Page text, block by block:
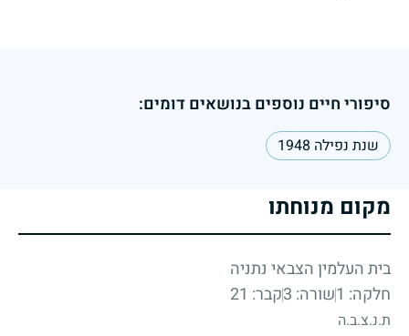
סיפורי חיים נוספים בנושאים דומים:
שנת נפילה 1948
מקום מנוחתו
בית העלמין הצבאי נתניה
חלקה: 1
שורה: 3 קבר: 21
ת.נ.צ.ב.ה